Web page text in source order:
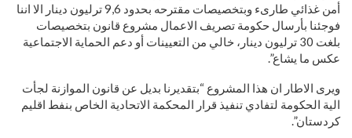
أمن غذائي طارىء وبتخصيصات مقترحه بحدود 9,6 ترليون دينار الا اننا
فوجئنا بأرسال حكومة تصريف الاعمال مشروع قانون بتخصيصات
بلغت 30 ترليون دينار، خالي من التعيينات أو دعم الحماية الاجتماعية
عكس ما يشاع”.
ويرى الاطار ان هذا المشروع “بتقديرنا بديل عن قانون الموازنة لجأت
الية الحكومة لتفادي تنفيذ قرار المحكمة الاتحادية الخاص بنفط اقليم
كردستان”.